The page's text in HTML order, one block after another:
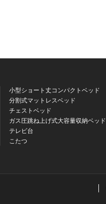
小型ショート丈コンパクトベッド
分割式マットレスベッド
チェストベッド
ガス圧跳ね上げ式大容量収納ベッド
テレビ台
こたつ